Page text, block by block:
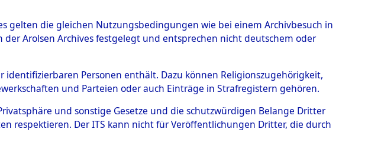
ÜBERSICHT BILD
gelten die gleichen Nutzungsbedingungen wie bei einem Archivbesuch in
Arolsen Archives festgelegt und entsprechen nicht deutschem oder
Personen enthält. Dazu können Religionszugehörigkeit,
und Parteien oder auch Einträge in Strafregistern gehören.
und sonstige Gesetze und die schutzwürdigen Belange Dritter
respektieren. Der ITS kann nicht für Veröffentlichungen Dritter, die durch